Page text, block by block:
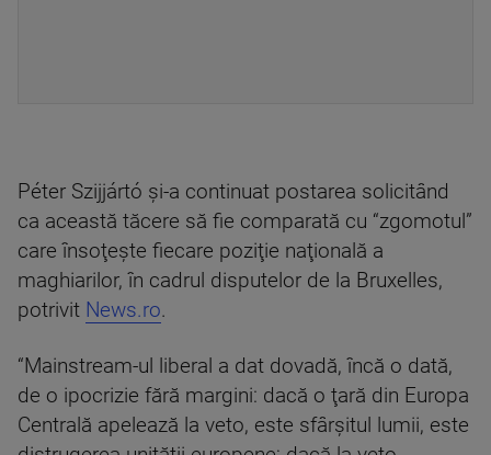
Péter Szijjártó şi-a continuat postarea solicitând
ca această tăcere să fie comparată cu “zgomotul”
care însoţeşte fiecare poziţie naţională a
maghiarilor, în cadrul disputelor de la Bruxelles,
potrivit News.ro.
“Mainstream-ul liberal a dat dovadă, încă o dată,
de o ipocrizie fără margini: dacă o ţară din Europa
Centrală apelează la veto, este sfârşitul lumii, este